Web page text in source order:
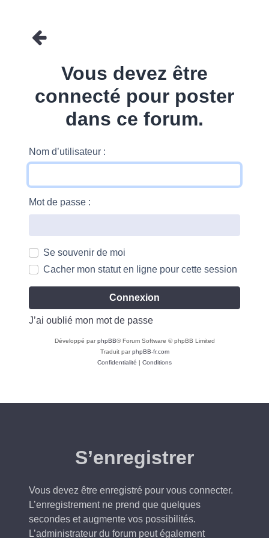
Vous devez être
connecté pour poster
dans ce forum.
Nom d’utilisateur :
Mot de passe :
Se souvenir de moi
Cacher mon statut en ligne pour cette session
J’ai oublié mon mot de passe
Développé parphpBB® Forum Software © phpBB Limited
Traduit parphpBB-fr.com
Confidentialité | Conditions
S’enregistrer
Vous devez être enregistré pour vous connecter.
L’enregistrement ne prend que quelques
secondes et augmente vos possibilités.
L’administrateur du forum peut également